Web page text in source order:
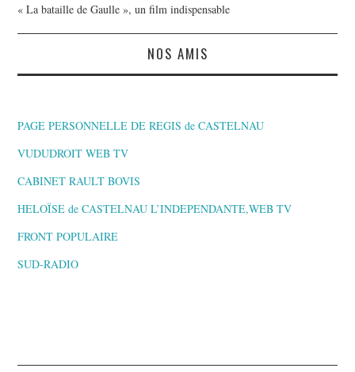
« La bataille de Gaulle », un film indispensable
NOS AMIS
PAGE PERSONNELLE DE REGIS de CASTELNAU
VUDUDROIT WEB TV
CABINET RAULT BOVIS
HELOÏSE de CASTELNAU L’INDEPENDANTE,WEB TV
FRONT POPULAIRE
SUD-RADIO